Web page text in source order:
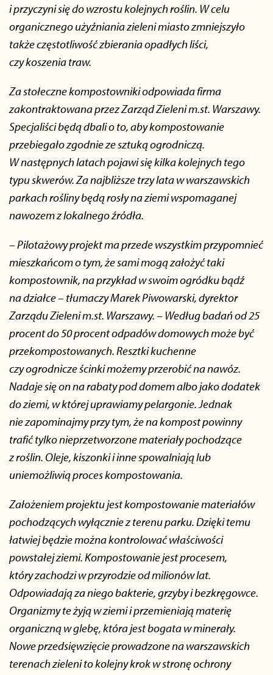
i przyczyni się do wzrostu kolejnych roślin. W celu
organicznego użyźniania zieleni miasto zmniejszyło
także częstotliwość zbierania opadłych liści,
czy koszenia traw.
Za stołeczne kompostowniki odpowiada firma
zakontraktowana przez Zarząd Zieleni m.st. Warszawy.
Specjaliści będą dbali o to, aby kompostowanie
przebiegało zgodnie ze sztuką ogrodniczą.
W następnych latach pojawi się kilka kolejnych tego
typu skwerów. Za najbliższe trzy lata w warszawskich
parkach rośliny będą rosły na ziemi wspomaganej
nawozem z lokalnego źródła.
– Pilotażowy projekt ma przede wszystkim przypomnieć
mieszkańcom o tym, że sami mogą założyć taki
kompostownik, na przykład w swoim ogródku bądź
na działce – tłumaczy Marek Piwowarski, dyrektor
Zarządu Zieleni m.st. Warszawy. – Według badań od 25
procent do 50 procent odpadów domowych może być
przekompostowanych. Resztki kuchenne
czy ogrodnicze ścinki możemy przerobić na nawóz.
Nadaje się on na rabaty pod domem albo jako dodatek
do ziemi, w której uprawiamy pelargonie. Jednak
nie zapominajmy przy tym, że na kompost powinny
trafić tylko nieprzetworzone materiały pochodzące
z roślin. Oleje, kiszonki i inne spowalniają lub
uniemożliwią proces kompostowania.
Założeniem projektu jest kompostowanie materiałów
pochodzących wyłącznie z terenu parku. Dzięki temu
łatwiej będzie można kontrolować właściwości
powstałej ziemi. Kompostowanie jest procesem,
który zachodzi w przyrodzie od milionów lat.
Odpowiadają za niego bakterie, grzyby i bezkręgowce.
Organizmy te żyją w ziemi i przemieniają materię
organiczną w glebę, która jest bogata w minerały.
Nowe przedsięwzięcie prowadzone na warszawskich
terenach zieleni to kolejny krok w stronę ochrony